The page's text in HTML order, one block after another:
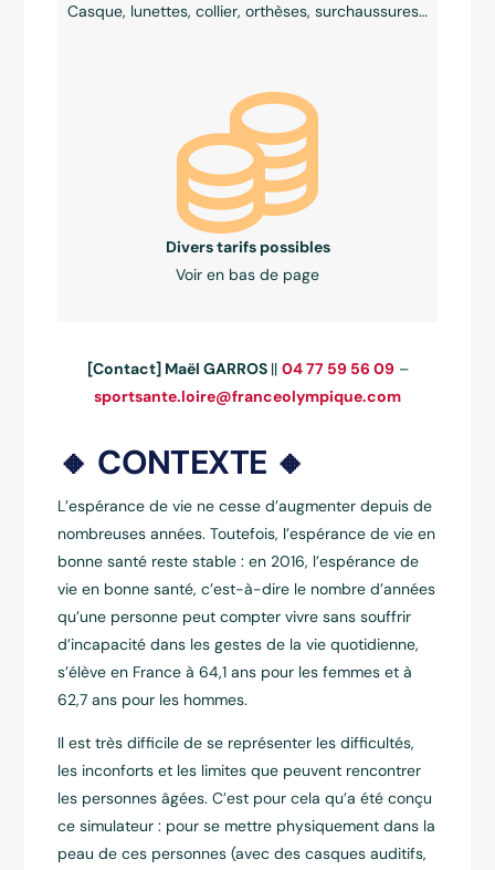
Casque, lunettes, collier, orthèses, surchaussures…
Divers tarifs possibles
Voir en bas de page
[Contact] Maël GARROS || 04 77 59 56 09–
sportsante.loire@franceolympique.com
🔸 CONTEXTE 🔸
L’espérance de vie ne cesse d’augmenter depuis de
nombreuses années. Toutefois, l’espérance de vie en
bonne santé reste stable : en 2016, l’espérance de
vie en bonne santé, c’est-à-dire le nombre d’années
qu’une personne peut compter vivre sans souffrir
d’incapacité dans les gestes de la vie quotidienne,
s’élève en France à 64,1 ans pour les femmes et à
62,7 ans pour les hommes.
Il est très difficile de se représenter les difficultés,
les inconforts et les limites que peuvent rencontrer
les personnes âgées. C’est pour cela qu’a été conçu
ce simulateur : pour se mettre physiquement dans la
peau de ces personnes (avec des casques auditifs,